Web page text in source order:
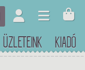
ÜZLETEINK KIADÓ